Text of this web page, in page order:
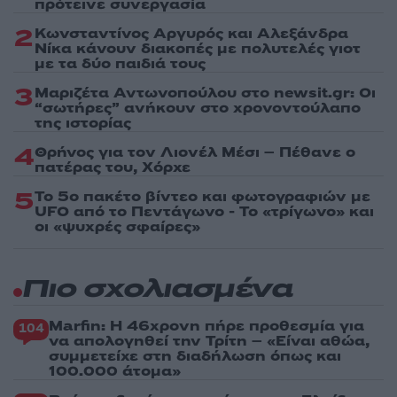
πρότεινε συνεργασία
2Κωνσταντίνος Αργυρός και Αλεξάνδρα
Νίκα κάνουν διακοπές με πολυτελές γιοτ
με τα δύο παιδιά τους
3Μαριζέτα Αντωνοπούλου στο newsit.gr: Οι
“σωτήρες” ανήκουν στο χρονοντούλαπο
της ιστορίας
4Θρήνος για τον Λιονέλ Μέσι – Πέθανε ο
πατέρας του, Χόρχε
5Το 5ο πακέτο βίντεο και φωτογραφιών με
UFO από το Πεντάγωνο - Το «τρίγωνο» και
οι «ψυχρές σφαίρες»
Πιο σχολιασμένα
104 Marfin: Η 46χρονη πήρε προθεσμία για
να απολογηθεί την Τρίτη – «Είναι αθώα,
συμμετείχε στη διαδήλωση όπως και
100.000 άτομα»